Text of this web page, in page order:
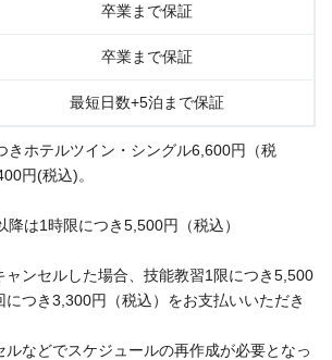
卒業まで保証
卒業まで保証
最短日数+5泊まで保証
きホテルツイン・シングル6,600円（税
円(税込)。
降は1時限につき5,500円（税込）
ャンセルした場合、技能教習1限につき5,500
につき3,300円（税込）をお支払いいただき
などでスケジュールの再作成が必要となっ